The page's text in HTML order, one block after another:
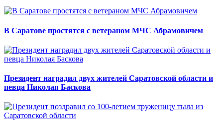
В Саратове простятся с ветераном МЧС Абрамовичем
Президент наградил двух жителей Саратовской области и
певца Николая Баскова